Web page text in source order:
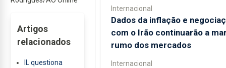
Artigos
relacionados
IL questiona
Internacional
Dados da inflação e
com o Irão continuarão a
rumo dos mercados
Internacional